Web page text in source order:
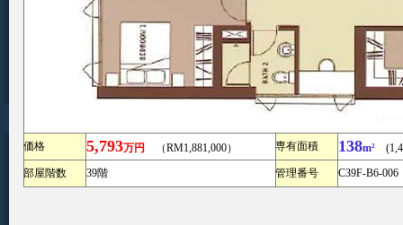
価格 5,793万円 （RM1,881,000） 専有面積 138m²
部屋階数
39階 管理番号 C39F-B6-006